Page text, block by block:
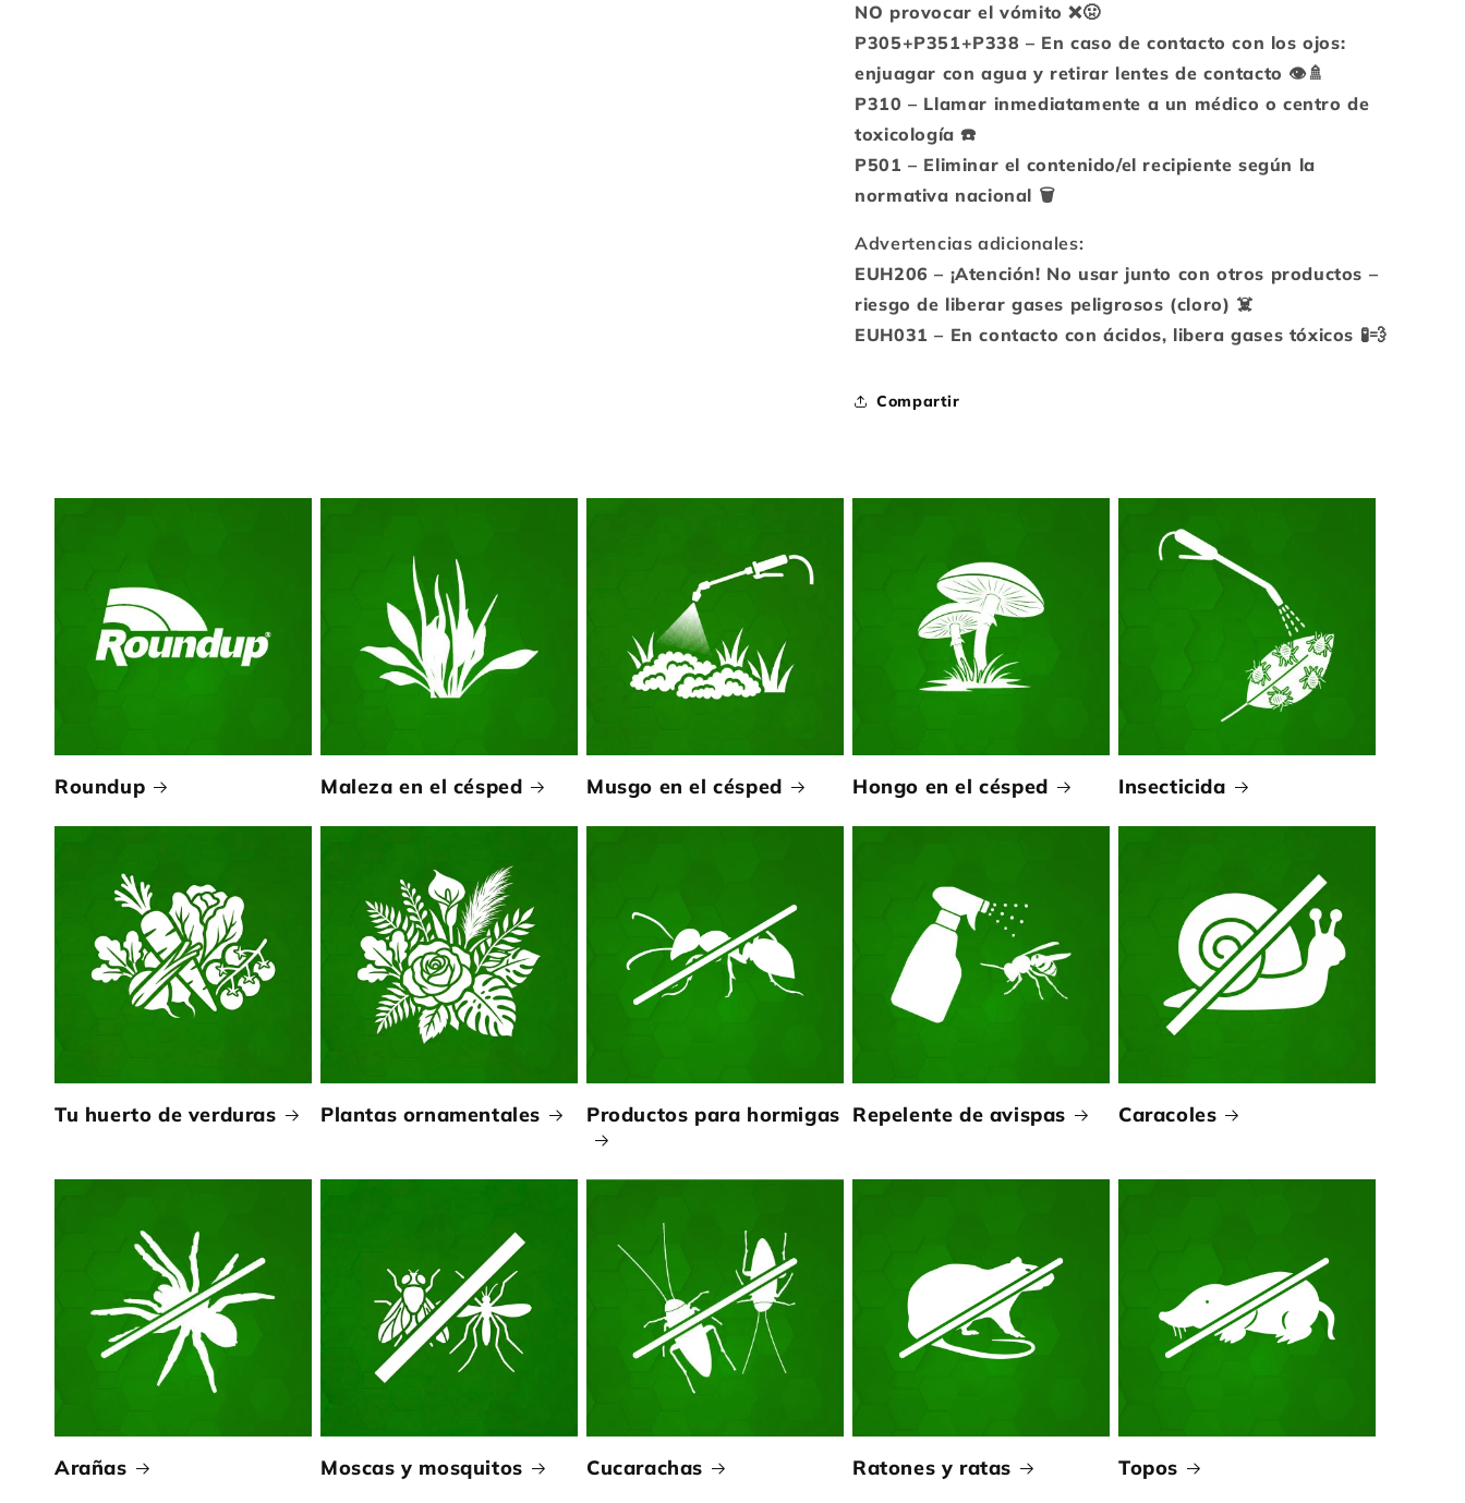
NO provocar el vómito ❌🤢
P305+P351+P338 – En caso de contacto con los ojos:
enjuagar con agua y retirar lentes de contacto 👁️🚿
P310 – Llamar inmediatamente a un médico o centro de
toxicología ☎️
P501 – Eliminar el contenido/el recipiente según la
normativa nacional 🗑️
Advertencias adicionales:
EUH206 – ¡Atención! No usar junto con otros productos –
riesgo de liberar gases peligrosos (cloro) ☠️
EUH031 – En contacto con ácidos, libera gases tóxicos 🧪💨
Compartir
Roundup Maleza en el césped Musgo en el césped Hongo en el césped Insecticida
Tu huerto de verduras Plantas ornamentales Productos para hormigas Repelente de avispas Caracoles
Arañas Moscas y mosquitos Cucarachas Ratones y ratas Topos